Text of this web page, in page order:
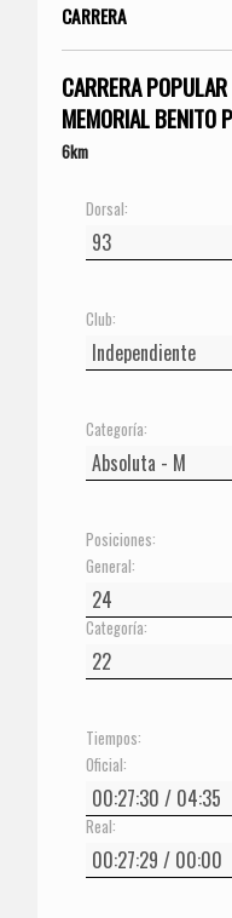
CARRERA
CARRERA
MEMORIAL BENITO
6km
Dorsal:
Club:
Categoría:
Posiciones:
General:
Categoría:
Tiempos:
Oficial:
Real: